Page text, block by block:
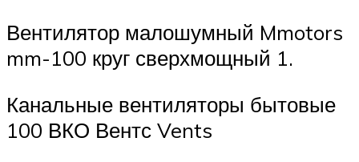
Вентилятор малошумный Mmotors
mm-100 круг сверхмощный 1.
Канальные вентиляторы бытовые
100 ВКО Вентс Vents